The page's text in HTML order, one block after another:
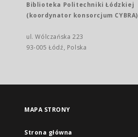
Biblioteka Politechniki Łódzkiej
(koordynator konsorcjum CYBRA)
ul. Wólczańska 223
93-005 Łódź, Polska
MAPA STRONY
Strona główna